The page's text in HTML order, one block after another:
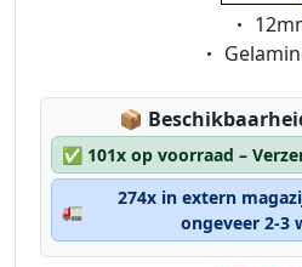
📦 Lagerstatus:
✅ 101x op voorraad –
🚛
274x in extern
ongeveer 2-3